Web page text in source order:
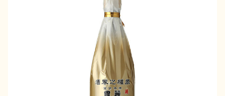
地酒カタログ